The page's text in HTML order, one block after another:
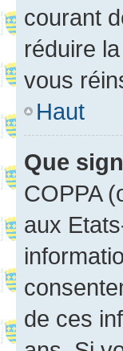
courant
réduire
vous
Haut
Que
COPPA
aux
de ces